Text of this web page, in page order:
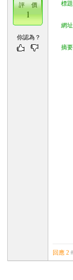
標題
網址
摘要
評 價
1
你認為？
回應 2 #